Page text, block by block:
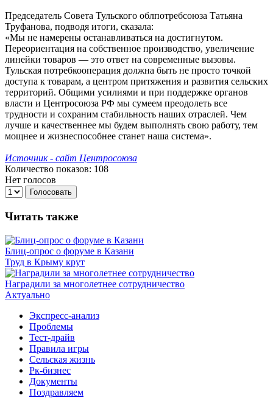
Председатель Совета Тульского облпотребсоюза Татьяна
Труфанова, подводя итоги, сказала:
«Мы не намерены останавливаться на достигнутом.
Переориентация на собственное производство, увеличение
линейки товаров — это ответ на современные вызовы.
Тульская потребкооперация должна быть не просто точкой
доступа к товарам, а центром притяжения и развития сельских
территорий. Общими усилиями и при поддержке органов
власти и Центросоюза РФ мы сумеем преодолеть все
трудности и сохраним стабильность наших отраслей. Чем
лучше и качественнее мы будем выполнять свою работу, тем
мощнее и жизнеспособнее станет наша система».
Источник - сайт Центросоюза
Количество показов: 108
Нет голосов
Голосовать
Читать также
Блиц-опрос о форуме в Казани
Труд в Крыму крут
Наградили за многолетнее сотрудничество
Актуально
Экспресс-анализ
Проблемы
Тест-драйв
Правила игры
Сельская жизнь
Рк-бизнес
Документы
Поздравляем